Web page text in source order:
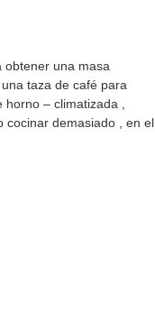
obtener una masa
taza de café para
– climatizada ,
cocinar demasiado , en el